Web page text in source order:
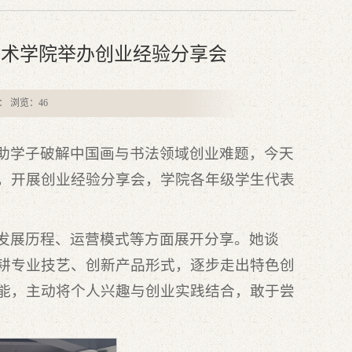
学院举办创业经验分享会
浏览： 46
学子破解中国画与书法领域创业难题，今天
开展创业经验分享会，学院各年级学生代表
展历程、运营模式等方面展开分享。她谈
业技艺、创新产品形式，逐步走出特色创
，主动将个人兴趣与创业实践结合，敢于尝